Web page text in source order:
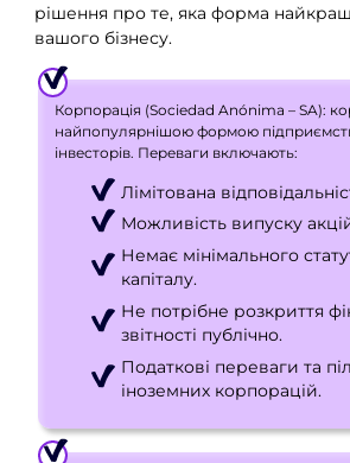
рішення про те, яка форма
вашого бізнесу.
Корпорація (Sociedad Anónima – SA):
найпопулярнішою формою
інвесторів. Переваги включають:
Лімітована
Можливість випуску
Немає мінімального
капіталу.
Не потрібне розкриття
звітності публічно.
Податкові переваги та
іноземних корпорацій.